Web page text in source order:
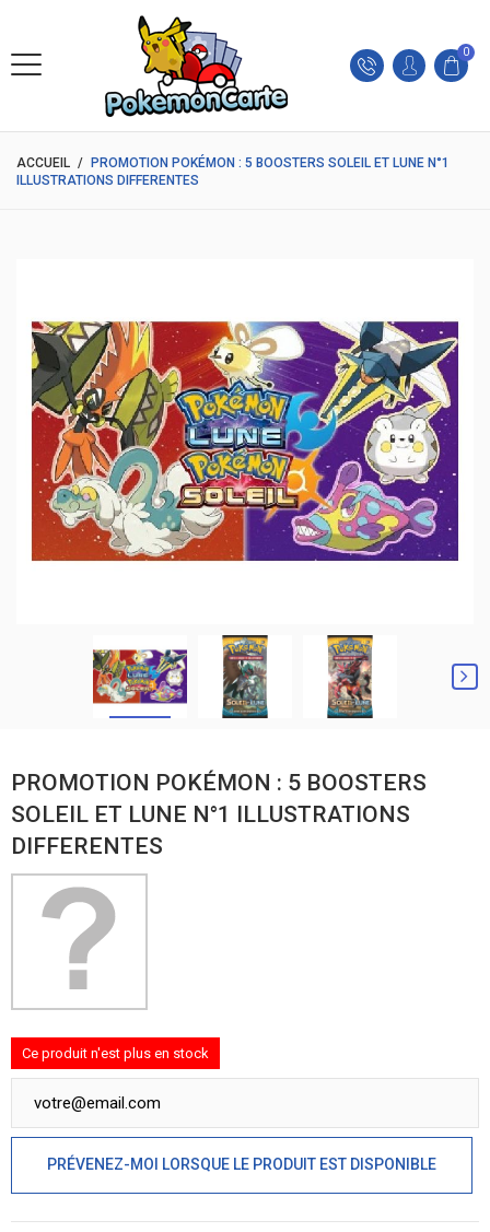
0
ACCUEIL /
PROMOTION POKÉMON : 5 BOOSTERS SOLEIL ET LUNE N°1
ILLUSTRATIONS DIFFERENTES
PROMOTION POKÉMON : 5 BOOSTERS
SOLEIL ET LUNE N°1 ILLUSTRATIONS
DIFFERENTES
Ce produit n'est plus en stock
PRÉVENEZ-MOI LORSQUE LE PRODUIT EST DISPONIBLE